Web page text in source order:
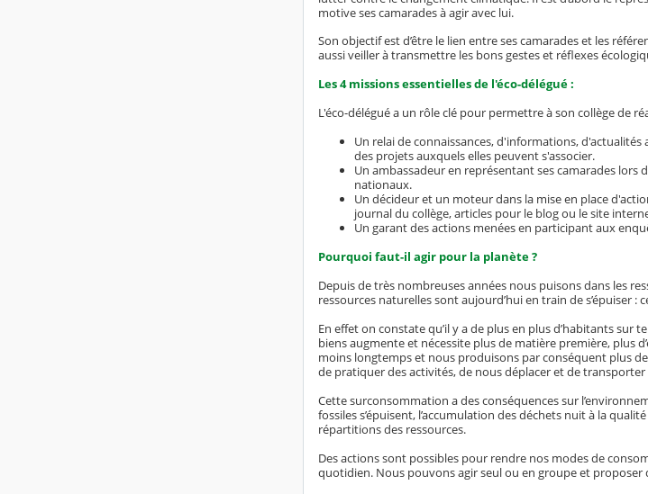
motive ses camarades à agir avec lui.
Son objectif est d’être le lien entre ses camarades et les
aussi veiller à transmettre les bons gestes et réflexes
Les 4 missions essentielles de l'éco-délégué :
L'éco-délégué a un rôle clé pour permettre à son collège de
Un relai de connaissances, d'informations, d'actualités
des projets auxquels elles peuvent s'associer.
Un ambassadeur en représentant ses camarades
nationaux.
Un décideur et un moteur dans la mise en place
journal du collège, articles pour le blog ou le site
Un garant des actions menées en participant aux
Pourquoi faut-il agir pour la planète ?
Depuis de très nombreuses années nous puisons dans les
ressources naturelles sont aujourd’hui en train de s’épuiser
En effet on constate qu’il y a de plus en plus d’habitants
biens augmente et nécessite plus de matière première, plus
moins longtemps et nous produisons par conséquent plus
de pratiquer des activités, de nous déplacer et de
Cette surconsommation a des conséquences sur
fossiles s’épuisent, l’accumulation des déchets nuit à la
répartitions des ressources.
Des actions sont possibles pour rendre nos modes de
quotidien. Nous pouvons agir seul ou en groupe et proposer